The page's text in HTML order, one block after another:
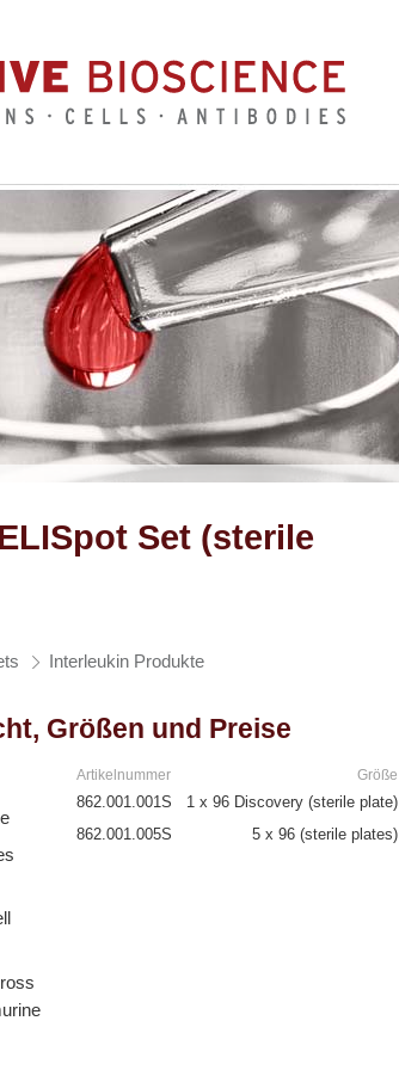
Set (sterile
Interleukin Produkte
Größen und Preise
Artikelnummer Größe
862.001.001S 1 x 96 Discovery (sterile plate)
862.001.005S 5 x 96 (sterile plates)